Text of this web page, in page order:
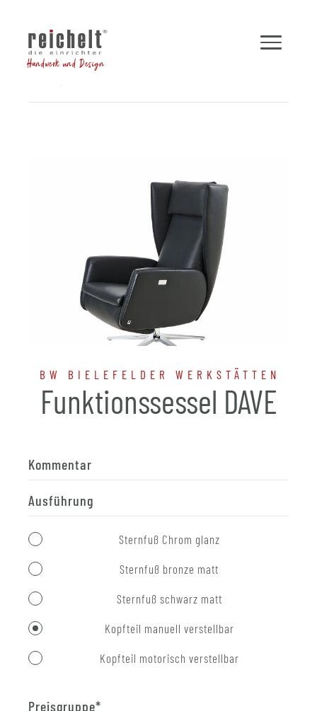
Handwerk und Design
BW BIELEFELDER WERKSTÄTTEN
Funktionssessel DAVE
Kommentar
Ausführung
Sternfuß Chrom glanz
Sternfuß bronze matt
Sternfuß schwarz matt
Kopfteil manuell verstellbar
Kopfteil motorisch verstellbar
Preisgruppe*